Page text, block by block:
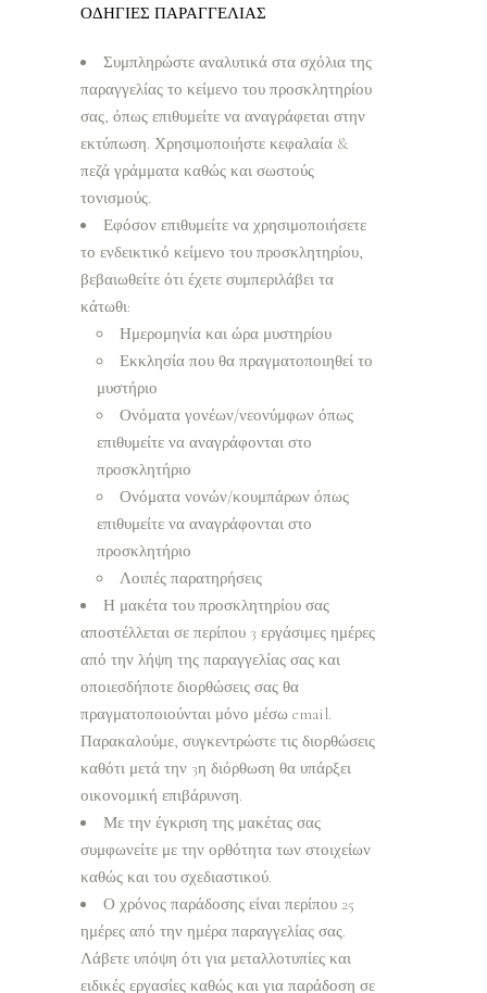
ΟΔΗΓΙΕΣ ΠΑΡΑΓΓΕΛΙΑΣ
Συμπληρώστε αναλυτικά στα σχόλια της
παραγγελίας το κείμενο του προσκλητηρίου
σας, όπως επιθυμείτε να αναγράφεται στην
εκτύπωση. Χρησιμοποιήστε κεφαλαία &
πεζά γράμματα καθώς και σωστούς
τονισμούς.
Εφόσον επιθυμείτε να χρησιμοποιήσετε
το ενδεικτικό κείμενο του προσκλητηρίου,
βεβαιωθείτε ότι έχετε συμπεριλάβει τα
κάτωθι:
Ημερομηνία και ώρα μυστηρίου
Εκκλησία που θα πραγματοποιηθεί το
μυστήριο
Ονόματα γονέων/νεονύμφων όπως
επιθυμείτε να αναγράφονται στο
προσκλητήριο
Ονόματα νονών/κουμπάρων όπως
επιθυμείτε να αναγράφονται στο
προσκλητήριο
Λοιπές παρατηρήσεις
Η μακέτα του προσκλητηρίου σας
αποστέλλεται σε περίπου 3 εργάσιμες ημέρες
από την λήψη της παραγγελίας σας και
οποιεσδήποτε διορθώσεις σας θα
πραγματοποιούνται μόνο μέσω email.
Παρακαλούμε, συγκεντρώστε τις διορθώσεις
καθότι μετά την 3η διόρθωση θα υπάρξει
οικονομική επιβάρυνση.
Με την έγκριση της μακέτας σας
συμφωνείτε με την ορθότητα των στοιχείων
καθώς και του σχεδιαστικού.
Ο χρόνος παράδοσης είναι περίπου 25
ημέρες από την ημέρα παραγγελίας σας.
Λάβετε υπόψη ότι για μεταλλοτυπίες και
ειδικές εργασίες καθώς και για παράδοση σε